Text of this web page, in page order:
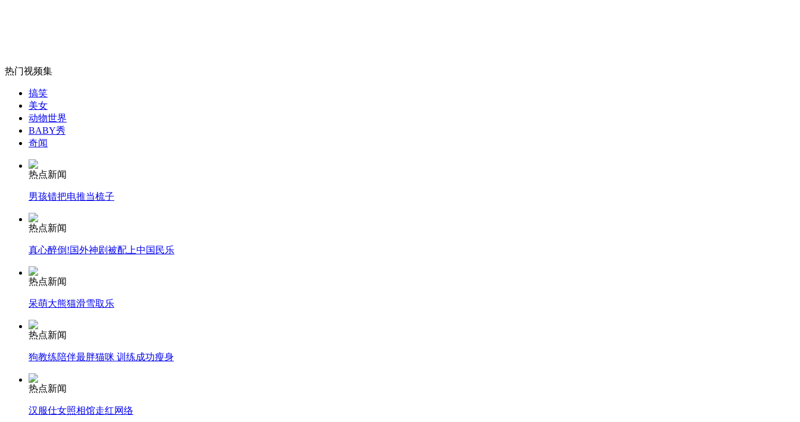
外交部：有关国家言论片面不公正
安徽一实载49人客车翻车
走！跟着总书记去植树
消防员救轻生者
纽约上演“枕头大战”
司机酒驾遇交警 急速倒车逃窜
热门视频集
搞笑
美女
动物世界
BABY秀
奇闻
热点新闻
男孩错把电推当梳子
热点新闻
真心醉倒!国外神剧被配上中国民乐
热点新闻
呆萌大熊猫滑雪取乐
热点新闻
狗教练陪伴最胖猫咪 训练成功瘦身
热点新闻
汉服仕女照相馆走红网络